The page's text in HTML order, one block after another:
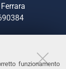
funzionamento